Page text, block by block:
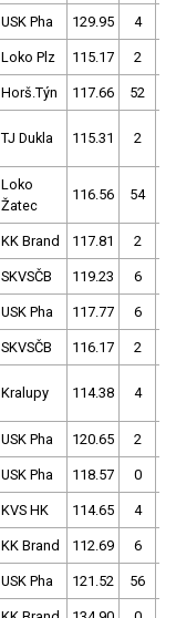
USK Pha 129.95 4
Loko Plz 115.17 2
Horš.Týn 117.66 52
TJ Dukla 115.31 2
Loko
Žatec
116.56 54
KK Brand 117.81 2
SKVSČB 119.23 6
USK Pha 117.77 6
SKVSČB 116.17 2
Kralupy 114.38 4
USK Pha 120.65 2
USK Pha 118.57 0
KVS HK 114.65 4
KK Brand 112.69 6
USK Pha 121.52 56